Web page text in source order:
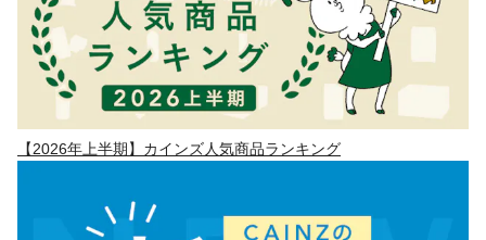
【2026年上半期】カインズ人気商品ランキング